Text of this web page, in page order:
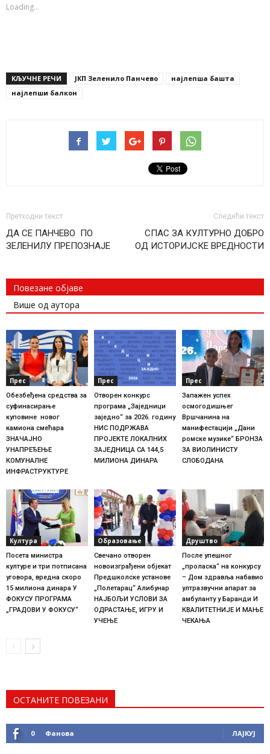
window)
Loading...
КЉУЧНЕ РЕЧИ ЈКП Зеленило Панчево
најлепша башта
најлепши балкон
Претходни текст
ДА СЕ ПАНЧЕВО ПО
ЗЕЛЕНИЛУ ПРЕПОЗНАЈЕ
Следећи текст
СПАС ЗА КУЛТУРНО ДОБРО
ОД ИСТОРИЈСКЕ ВРЕДНОСТИ
Повезане објаве
Више од аутора
Прес
Обезбеђена средства за
суфинасирање
куповине новог
камиона смећара
ЗНАЧАЈНО
УНАПРЕЂЕЊЕ
КОМУНАЛНЕ
ИНФРАСТРУКТУРЕ
Прес
Отворен конкурс
програма „Заједници
заједно“ за 2026. годину
НИС ПОДРЖАВА
ПРОЈЕКТЕ ЛОКАЛНИХ
ЗАЈЕДНИЦА СА 144,5
МИЛИОНА ДИНАРА
Прес
Запажен успех
осмогодишњег
Вршчанина на
манифестацији „Дани
ромске музике“ БРОНЗА
ЗА ВИОЛИНИСТУ
СЛОБОДАНА
Култура
Посета министра
културе и три потписана
уговора, вредна скоро
15 милиона динара У
ФОКУСУ ПРОГРАМА
„ГРАДОВИ У ФОКУСУ“
Образовање
Свечано отворен
новоизграђени објекат
Предшколске установе
„Полетарац“ Алибунар
НАЈБОЉИ УСЛОВИ ЗА
ОДРАСТАЊЕ, ИГРУ И
УЧЕЊЕ
Друштво
После упешног
„проласка“ на конкурсу
– Дом здравља набавио
ултразвучни апарат за
амбуланту у Баранди И
КВАЛИТЕТНИЈЕ И МАЊЕ
ЧЕКАЊА
ОСТАНИТЕ ПОВЕЗАНИ
0 Фанова ЛАЈКУЈ